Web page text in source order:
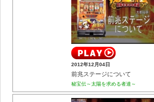
2012年12月04日
前兆ステージについて
秘宝伝～太陽を求める者達～